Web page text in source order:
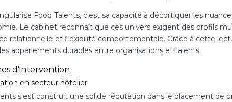
Food Talents, c'est sa capacité à décortiquer les
Le cabinet reconnaît que ces univers exigent des profils
relationnelle et flexibilité comportementale. Grâce à cette
appariements durables entre organisations et talents.
d'intervention
en secteur hôtelier
s'est construit une solide réputation dans le placement de